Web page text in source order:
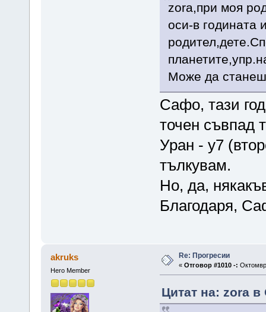
zora,при моя
оси-в годината
Може да
Сафо, тази
точен съвпад
Уран - у7
тълкувам.
Но, да,
Благодаря,
akruks
Hero Member
Re: Прогресии
« Отговор #1010 -:
Цитат на: zora